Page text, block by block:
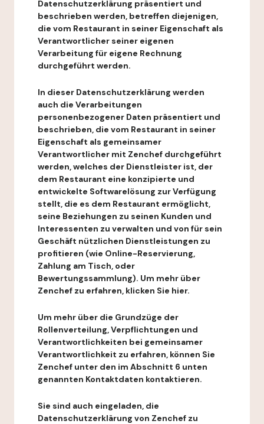
Datenschutzerklärung präsentiert und
beschrieben werden, betreffen diejenigen,
die vom Restaurant in seiner Eigenschaft als
Verantwortlicher seiner eigenen
Verarbeitung für eigene Rechnung
durchgeführt werden.
In dieser Datenschutzerklärung werden
auch die Verarbeitungen
personenbezogener Daten präsentiert und
beschrieben, die vom Restaurant in seiner
Eigenschaft als gemeinsamer
Verantwortlicher mit Zenchef durchgeführt
werden, welches der Dienstleister ist, der
dem Restaurant eine konzipierte und
entwickelte Softwarelösung zur Verfügung
stellt, die es dem Restaurant ermöglicht,
seine Beziehungen zu seinen Kunden und
Interessenten zu verwalten und von für sein
Geschäft nützlichen Dienstleistungen zu
profitieren (wie Online-Reservierung,
Zahlung am Tisch, oder
Bewertungssammlung). Um mehr über
Zenchef zu erfahren, klicken Sie hier.
Um mehr über die Grundzüge der
Rollenverteilung, Verpflichtungen und
Verantwortlichkeiten bei gemeinsamer
Verantwortlichkeit zu erfahren, können Sie
Zenchef unter den im Abschnitt 6 unten
genannten Kontaktdaten kontaktieren.
Sie sind auch eingeladen, die
Datenschutzerklärung von Zenchef zu